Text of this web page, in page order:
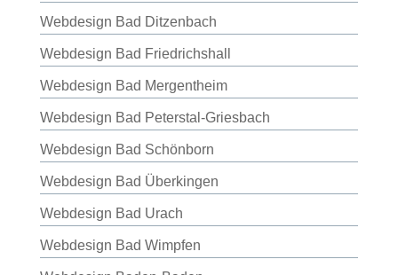
Webdesign Bad Ditzenbach
Webdesign Bad Friedrichshall
Webdesign Bad Mergentheim
Webdesign Bad Peterstal-Griesbach
Webdesign Bad Schönborn
Webdesign Bad Überkingen
Webdesign Bad Urach
Webdesign Bad Wimpfen